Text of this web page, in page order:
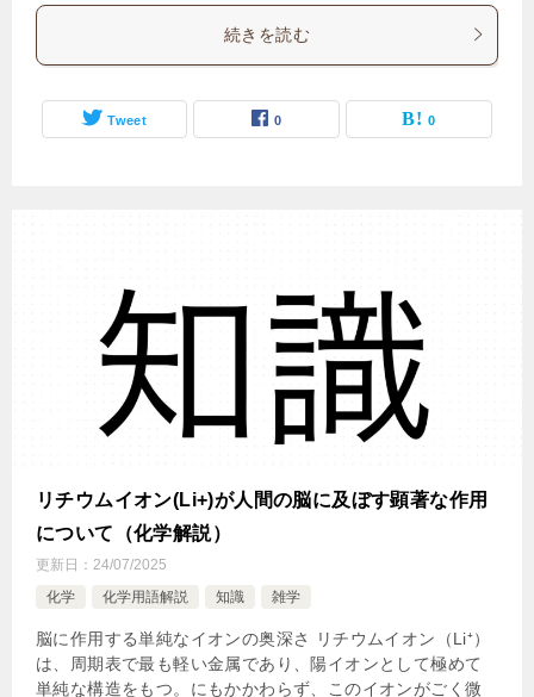
続きを読む
Tweet 0 0
リチウムイオン(Li+)が人間の脳に及ぼす顕著な作用
について（化学解説）
更新日： 24/07/2025
化学
化学用語解説 知識 雑学
脳に作用する単純なイオンの奥深さ リチウムイオン（Li⁺）
は、周期表で最も軽い金属であり、陽イオンとして極めて
単純な構造をもつ。にもかかわらず、このイオンがごく微